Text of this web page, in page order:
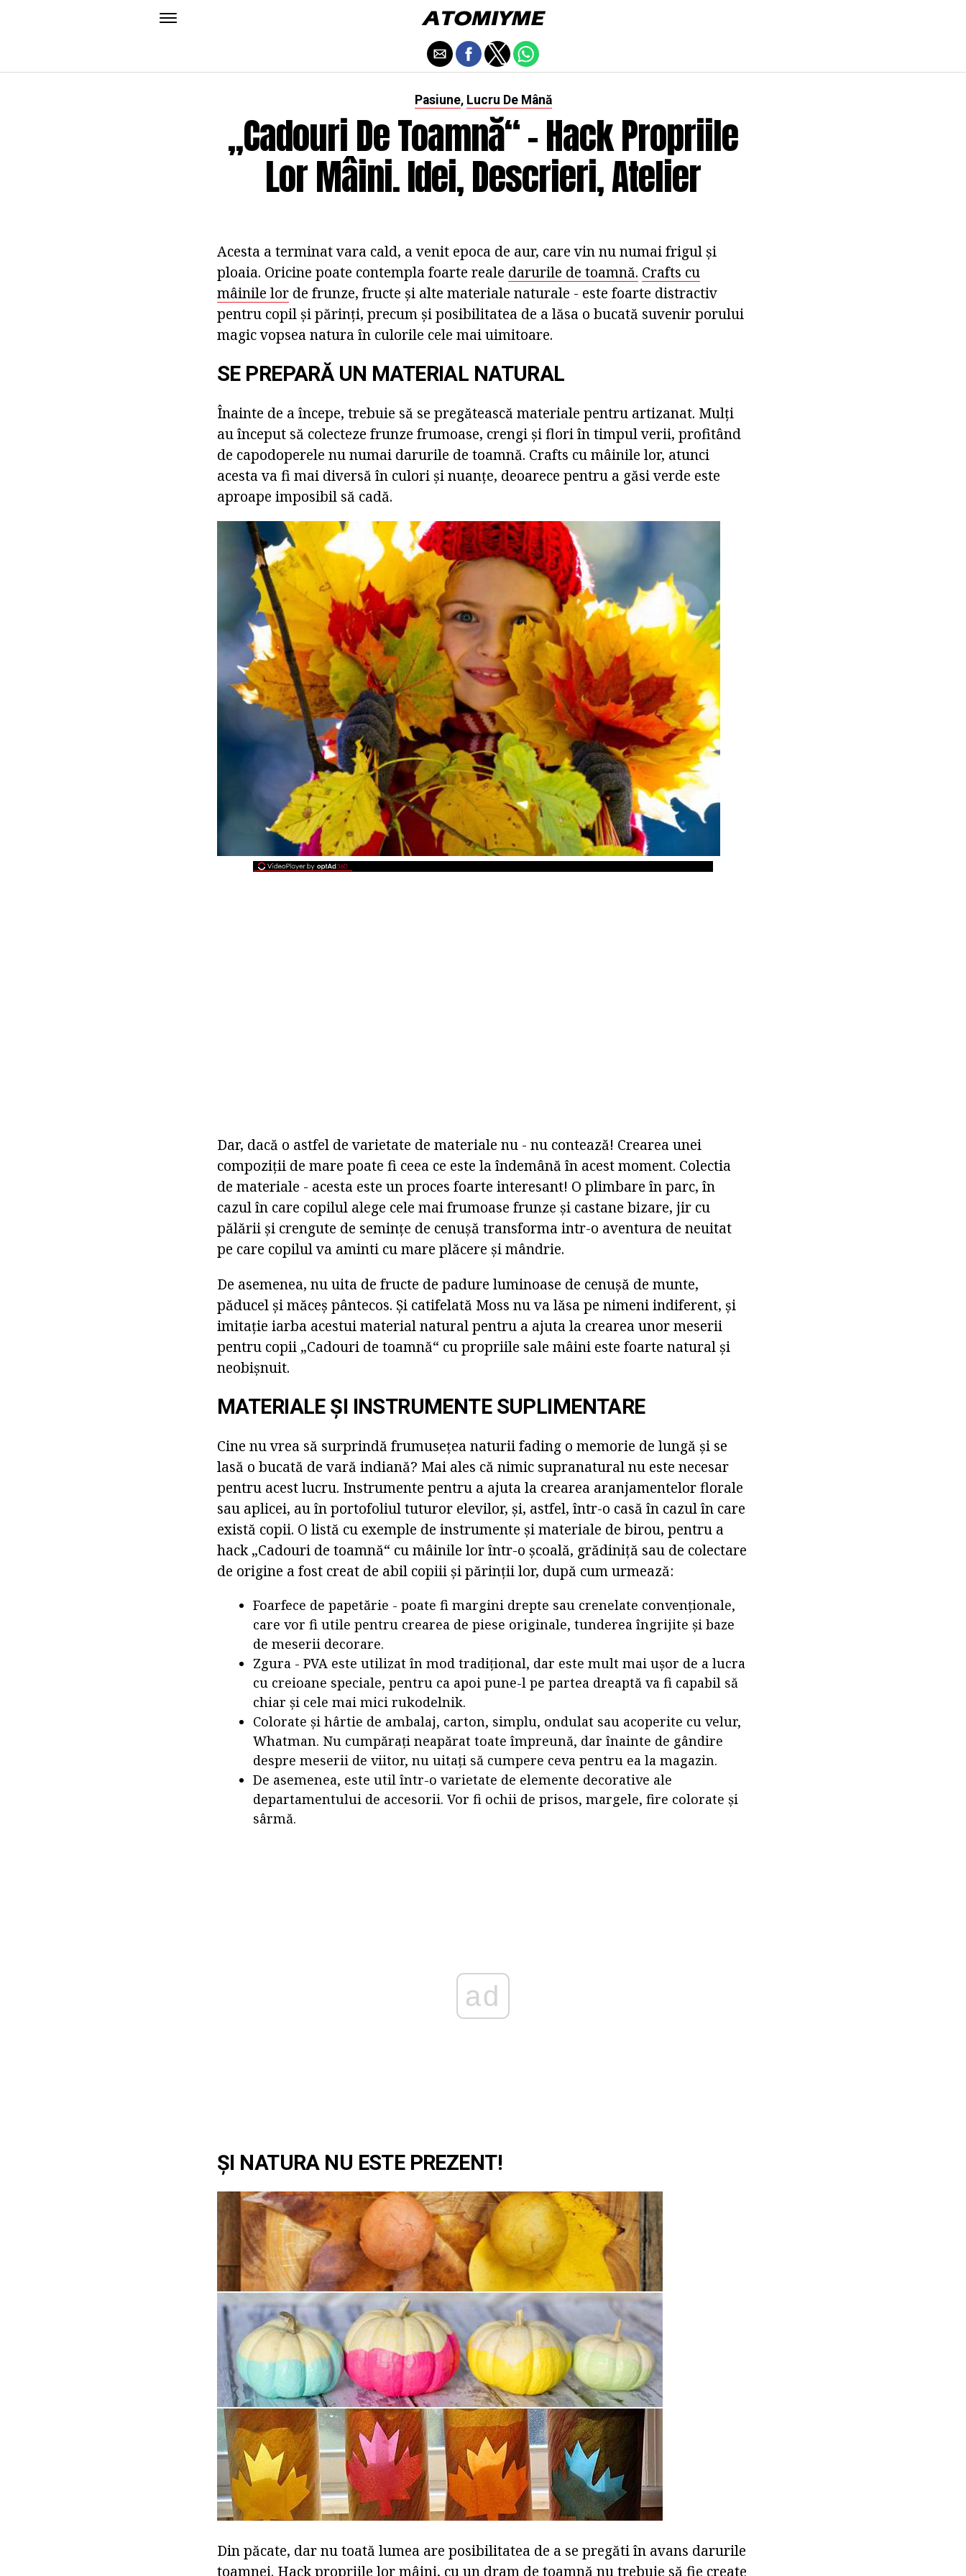
Pasiune, Lucru De Mână
„Cadouri De Toamnă“ - Hack Propriile
Lor Mâini. Idei, Descrieri, Atelier
Acesta a terminat vara cald, a venit epoca de aur, care vin nu numai frigul și
ploaia. Oricine poate contempla foarte reale darurile de toamnă. Crafts cu
mâinile lor de frunze, fructe și alte materiale naturale - este foarte distractiv
pentru copil și părinți, precum și posibilitatea de a lăsa o bucată suvenir porului
magic vopsea natura în culorile cele mai uimitoare.
SE PREPARĂ UN MATERIAL NATURAL
Înainte de a începe, trebuie să se pregătească materiale pentru artizanat. Mulți
au început să colecteze frunze frumoase, crengi și flori în timpul verii, profitând
de capodoperele nu numai darurile de toamnă. Crafts cu mâinile lor, atunci
acesta va fi mai diversă în culori și nuanțe, deoarece pentru a găsi verde este
aproape imposibil să cadă.
Dar, dacă o astfel de varietate de materiale nu - nu contează! Crearea unei
compoziții de mare poate fi ceea ce este la îndemână în acest moment. Colectia
de materiale - acesta este un proces foarte interesant! O plimbare în parc, în
cazul în care copilul alege cele mai frumoase frunze și castane bizare, jir cu
pălării și crengute de semințe de cenușă transforma intr-o aventura de neuitat
pe care copilul va aminti cu mare plăcere și mândrie.
De asemenea, nu uita de fructe de padure luminoase de cenușă de munte,
păducel și măceș pântecos. Și catifelată Moss nu va lăsa pe nimeni indiferent, și
imitație iarba acestui material natural pentru a ajuta la crearea unor meserii
pentru copii „Cadouri de toamnă“ cu propriile sale mâini este foarte natural și
neobișnuit.
MATERIALE ȘI INSTRUMENTE SUPLIMENTARE
Cine nu vrea să surprindă frumusețea naturii fading o memorie de lungă și se
lasă o bucată de vară indiană? Mai ales că nimic supranatural nu este necesar
pentru acest lucru. Instrumente pentru a ajuta la crearea aranjamentelor florale
sau aplicei, au în portofoliul tuturor elevilor, și, astfel, într-o casă în cazul în care
există copii. O listă cu exemple de instrumente și materiale de birou, pentru a
hack „Cadouri de toamnă“ cu mâinile lor într-o școală, grădiniță sau de colectare
de origine a fost creat de abil copiii și părinții lor, după cum urmează:
Foarfece de papetărie - poate fi margini drepte sau crenelate convenționale,
care vor fi utile pentru crearea de piese originale, tunderea îngrijite și baze
de meserii decorare.
Zgura - PVA este utilizat în mod tradițional, dar este mult mai ușor de a lucra
cu creioane speciale, pentru ca apoi pune-l pe partea dreaptă va fi capabil să
chiar și cele mai mici rukodelnik.
Colorate și hârtie de ambalaj, carton, simplu, ondulat sau acoperite cu velur,
Whatman. Nu cumpărați neapărat toate împreună, dar înainte de gândire
despre meserii de viitor, nu uitați să cumpere ceva pentru ea la magazin.
De asemenea, este util într-o varietate de elemente decorative ale
departamentului de accesorii. Vor fi ochii de prisos, margele, fire colorate și
sârmă.
ad
ȘI NATURA NU ESTE PREZENT!
Din păcate, dar nu toată lumea are posibilitatea de a se pregăti în avans darurile
toamnei. Hack propriile lor mâini, cu un dram de toamnă nu trebuie să fie create